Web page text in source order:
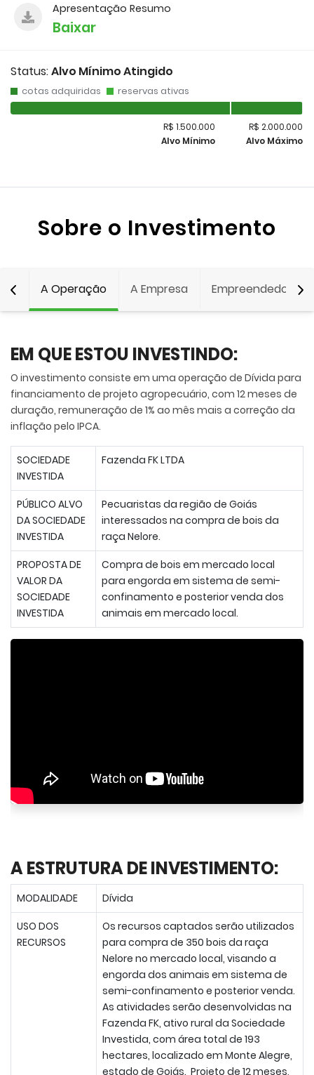
Apresentação Resumo
Baixar
Status:Alvo Mínimo Atingido
cotas adquiridas reservas ativas
R$ 1.500.000
Alvo Mínimo
R$ 2.000.000
Alvo Máximo
Sobre o Investimento
A Operação A Empresa Empreendedor
EM QUE ESTOU INVESTINDO:
O investimento consiste em uma operação de Dívida para
financiamento de projeto agropecuário, com 12 meses de
duração, remuneração de 1% ao mês mais a correção da
inflação pelo IPCA.
SOCIEDADE
INVESTIDA
Fazenda FK LTDA
PÚBLICO ALVO
DA SOCIEDADE
INVESTIDA
Pecuaristas da região de Goiás
interessados na compra de bois da
raça Nelore.
PROPOSTA DE
VALOR DA
SOCIEDADE
INVESTIDA
Compra de bois em mercado local
para engorda em sistema de semi-
confinamento e posterior venda dos
animais em mercado local.
A ESTRUTURA DE INVESTIMENTO:
MODALIDADE
Dívida
USO DOS
RECURSOS
Os recursos captados serão utilizados
para compra de 350 bois da raça
Nelore no mercado local, visando a
engorda dos animais em sistema de
semi-confinamento e posterior venda.
As atividades serão desenvolvidas na
Fazenda FK, ativo rural da Sociedade
Investida, com área total de 193
hectares, localizado em Monte Alegre,
estado de Goiás. Projeto de 12 meses,